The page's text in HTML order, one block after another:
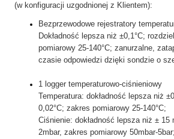
(w konfiguracji uzgodnionej z Klientem):
Bezprzewodowe rejestratory
Dokładność lepsza niż ±0,1°C;
pomiarowy 25-140°C; zanurzalne,
czasie odpowiedzi dzięki sondzie o
1 logger temperaturowo-ciśnieniowy
Temperatura: dokładność lepsza niż
0,02°C; zakres pomiarowy 25-140°C;
Ciśnienie: dokładność lepsza niż ± 15
2mbar, zakres pomiarowy 50mbar-5bar;